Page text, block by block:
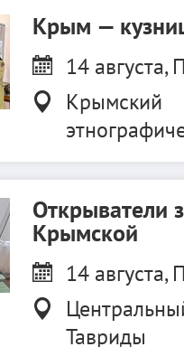
Крым —
14 августа,
Крымский
Открыватели
Крымской
14 августа,
Тавриды